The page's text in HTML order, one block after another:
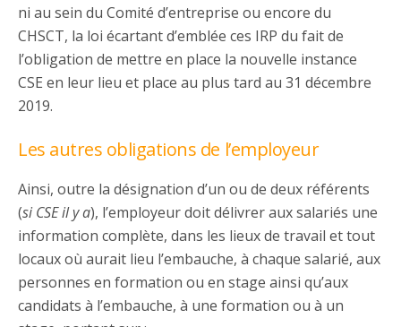
ni au sein du Comité d’entreprise ou encore du
CHSCT, la loi écartant d’emblée ces IRP du fait de
l’obligation de mettre en place la nouvelle instance
CSE en leur lieu et place au plus tard au 31 décembre
2019.
Les autres obligations de l’employeur
Ainsi, outre la désignation d’un ou de deux référents
(si CSE il y a), l’employeur doit délivrer aux salariés une
information complète, dans les lieux de travail et tout
locaux où aurait lieu l’embauche, à chaque salarié, aux
personnes en formation ou en stage ainsi qu’aux
candidats à l’embauche, à une formation ou à un